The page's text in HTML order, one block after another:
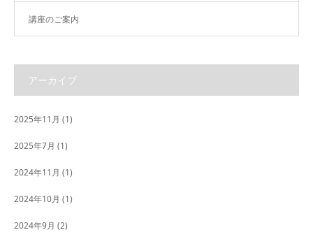
講座のご案内
アーカイブ
2025年11月 (1)
2025年7月 (1)
2024年11月 (1)
2024年10月 (1)
2024年9月 (2)